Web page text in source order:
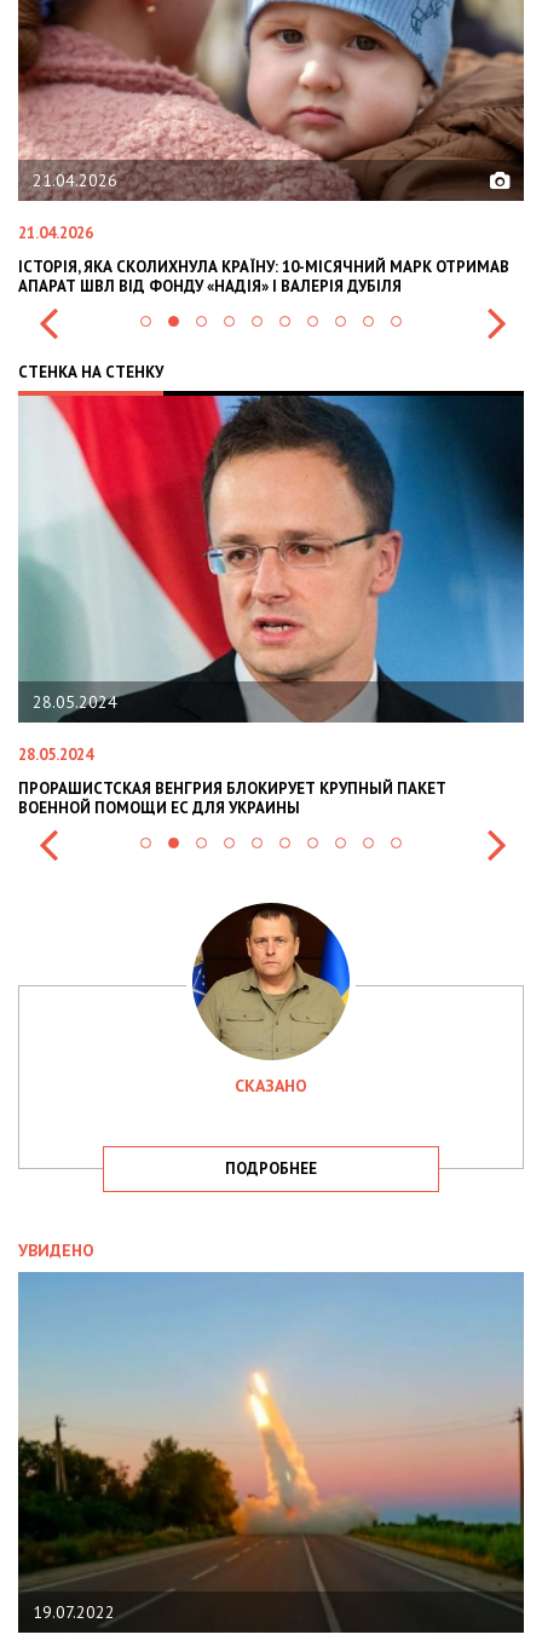
КРАЇНУ: 10-МІСЯЧНИЙ МАРК ОТРИМАВ
ФОНДУ «НАДІЯ» І ВАЛЕРІЯ ДУБІЛЯ
02.02.2026
OLEKSII ABASOV:
INTERNATIONAL
СТЕНКА НА СТЕНКУ
ВЕНГРИЯ БЛОКИРУЕТ КРУПНЫЙ ПАКЕТ
ПОМОЩИ ЕС ДЛЯ УКРАИНЫ
СКАЗАНО
ПОДРОБНЕЕ
УВИДЕНО
19.07.2022